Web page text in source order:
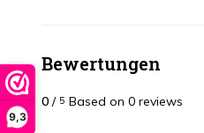
9,3
Bewertungen
0 / 5 Based on 0 reviews